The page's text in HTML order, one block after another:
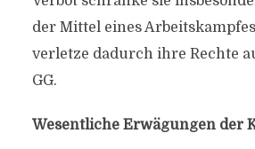
der Mittel eines
verletze dadurch ihre Rechte
GG.
Wesentliche Erwägungen der